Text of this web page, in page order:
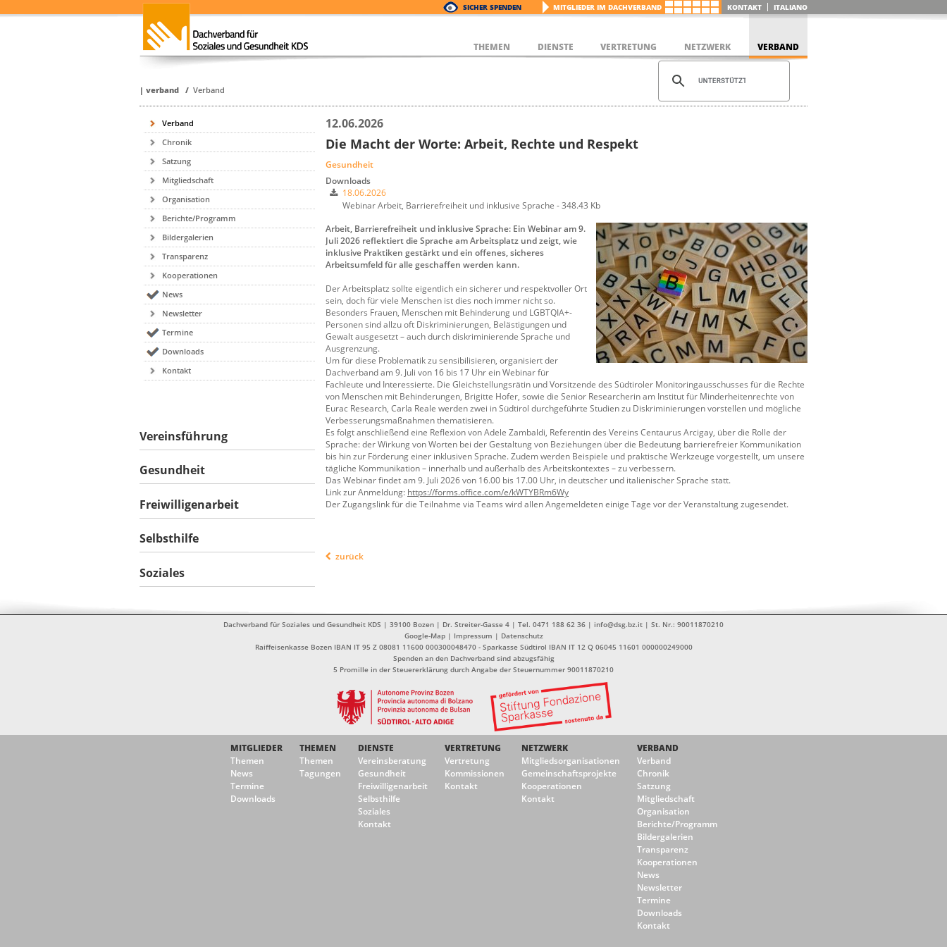
SICHER SPENDEN MITGLIEDER IM DACHVERBAND KONTAKT ITALIANO
THEMEN DIENSTE VERTRETUNG NETZWERK VERBAND
| verband / Verband
Verband
Chronik
Satzung
Mitgliedschaft
Organisation
Berichte/Programm
Bildergalerien
Transparenz
Kooperationen
News
Newsletter
Termine
Downloads
Kontakt
Vereinsführung
Gesundheit
Freiwilligenarbeit
Selbsthilfe
Soziales
12.06.2026
Die Macht der Worte: Arbeit, Rechte und Respekt
Gesundheit
Downloads
18.06.2026
Webinar Arbeit, Barrierefreiheit und inklusive Sprache - 348.43 Kb
Arbeit, Barrierefreiheit und inklusive Sprache: Ein Webinar am 9.
Juli 2026 reflektiert die Sprache am Arbeitsplatz und zeigt, wie
inklusive Praktiken gestärkt und ein offenes, sicheres
Arbeitsumfeld für alle geschaffen werden kann.
Der Arbeitsplatz sollte eigentlich ein sicherer und respektvoller Ort
sein, doch für viele Menschen ist dies noch immer nicht so.
Besonders Frauen, Menschen mit Behinderung und LGBTQIA+-
Personen sind allzu oft Diskriminierungen, Belästigungen und
Gewalt ausgesetzt – auch durch diskriminierende Sprache und
Ausgrenzung.
Um für diese Problematik zu sensibilisieren, organisiert der
Dachverband am 9. Juli von 16 bis 17 Uhr ein Webinar für
Fachleute und Interessierte. Die Gleichstellungsrätin und Vorsitzende des Südtiroler Monitoringausschusses für die Rechte
von Menschen mit Behinderungen, Brigitte Hofer, sowie die Senior Researcherin am Institut für Minderheitenrechte von
Eurac Research, Carla Reale werden zwei in Südtirol durchgeführte Studien zu Diskriminierungen vorstellen und mögliche
Verbesserungsmaßnahmen thematisieren.
Es folgt anschließend eine Reflexion von Adele Zambaldi, Referentin des Vereins Centaurus Arcigay, über die Rolle der
Sprache: der Wirkung von Worten bei der Gestaltung von Beziehungen über die Bedeutung barrierefreier Kommunikation
bis hin zur Förderung einer inklusiven Sprache. Zudem werden Beispiele und praktische Werkzeuge vorgestellt, um unsere
tägliche Kommunikation – innerhalb und außerhalb des Arbeitskontextes – zu verbessern.
Das Webinar findet am 9. Juli 2026 von 16.00 bis 17.00 Uhr, in deutscher und italienischer Sprache statt.
Link zur Anmeldung: https://forms.office.com/e/kWTYBRm6Wy
Der Zugangslink für die Teilnahme via Teams wird allen Angemeldeten einige Tage vor der Veranstaltung zugesendet.
zurück
Dachverband für Soziales und Gesundheit KDS | 39100 Bozen | Dr. Streiter-Gasse 4 | Tel. 0471 188 62 36 | info@dsg.bz.it | St. Nr.: 90011870210
Google-Map | Impressum | Datenschutz
Raiffeisenkasse Bozen IBAN IT 95 Z 08081 11600 000300048470 - Sparkasse Südtirol IBAN IT 12 Q 06045 11601 000000249000
Spenden an den Dachverband sind abzugsfähig
5 Promille in der Steuererklärung durch Angabe der Steuernummer 90011870210
MITGLIEDER
Themen
News
Termine
Downloads
THEMEN
Themen
Tagungen
DIENSTE
Vereinsberatung
Gesundheit
Freiwilligenarbeit
Selbsthilfe
Soziales
Kontakt
VERTRETUNG
Vertretung
Kommissionen
Kontakt
NETZWERK
Mitgliedsorganisationen
Gemeinschaftsprojekte
Kooperationen
Kontakt
VERBAND
Verband
Chronik
Satzung
Mitgliedschaft
Organisation
Berichte/Programm
Bildergalerien
Transparenz
Kooperationen
News
Newsletter
Termine
Downloads
Kontakt